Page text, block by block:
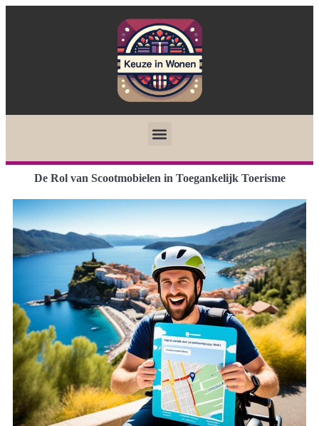
De Rol van Scootmobielen in Toegankelijk Toerisme